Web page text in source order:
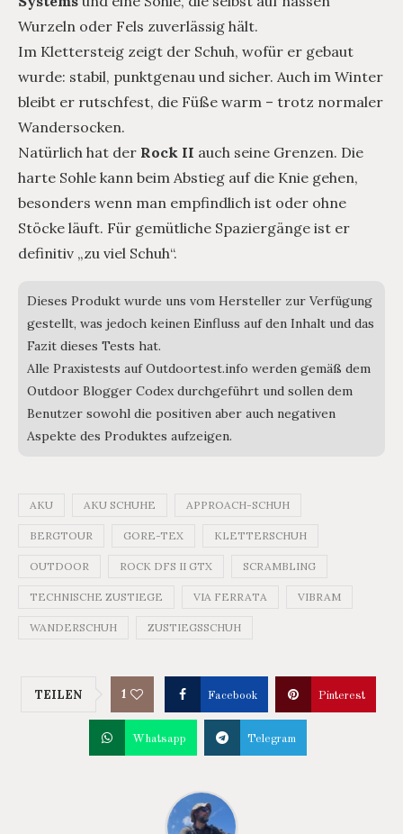
Wurzeln oder Fels zuverlässig hält.
Im Klettersteig zeigt der Schuh, wofür er gebaut
wurde: stabil, punktgenau und sicher. Auch im Winter
bleibt er rutschfest, die Füße warm – trotz normaler
Wandersocken.
Natürlich hat der Rock II auch seine Grenzen. Die
harte Sohle kann beim Abstieg auf die Knie gehen,
besonders wenn man empfindlich ist oder ohne
Stöcke läuft. Für gemütliche Spaziergänge ist er
definitiv „zu viel Schuh“.
Dieses Produkt wurde uns vom Hersteller zur Verfügung
gestellt, was jedoch keinen Einfluss auf den Inhalt und das
Fazit dieses Tests hat.
Alle Praxistests auf Outdoortest.info werden gemäß dem
Outdoor Blogger Codex durchgeführt und sollen dem
Benutzer sowohl die positiven aber auch negativen
Aspekte des Produktes aufzeigen.
AKU AKU SCHUHE APPROACH-SCHUH
BERGTOUR GORE-TEX KLETTERSCHUH
OUTDOOR ROCK DFS II GTX SCRAMBLING
TECHNISCHE ZUSTIEGE VIA FERRATA VIBRAM
WANDERSCHUH ZUSTIEGSSCHUH
TEILEN 1 Facebook Pinterest
Whatsapp Telegram